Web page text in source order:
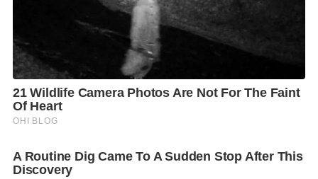
อนุญาตเพิ่มเติมอีก 15 วัน เป็นเวลา 30 วัน จนถึงวันที่ 29
ธันวาคม 2563
ขณะเดียวกันได้พิจารณาขยายเวลาการเดินทางเข้ามาใน
ราชอาณาจักรสำหรับชาวต่างชาติ CoE (Certificate of
Entry) กรณีไม่สามารถเดินทางเข้าประเทศไทยได้ทันใน
อีกอย่างน้อย 24 ชม. ไม่แต่เกิน 72 ชม. โดยแบ่งเป็น